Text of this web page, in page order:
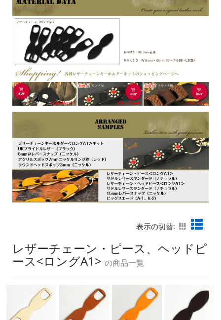
表示の切替:
レザーチェーン・ピース、ヘッドピ
ース<ロングA1> の商品一覧